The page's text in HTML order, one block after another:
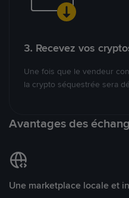
3. Recevez vos
Une fois que le vendeur
la crypto séquestrée sera
Avantages des
Une marketplace locale et